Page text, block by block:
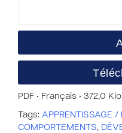
PDF • Français • 372,0 Kio
Tags: APPRENTISSAGE /
COMPORTEMENTS,